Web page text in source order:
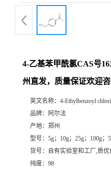
厅4-乙基苯甲酰氯CAS号
州直发，质量保证欢迎咨
英文名称： 4-Ethylbenzoyl
品牌：
阿尔法
产地： 郑州
型号： 5g；10g；25g；100g；
货号：
自有实验室和工厂,质优
纯度： 98